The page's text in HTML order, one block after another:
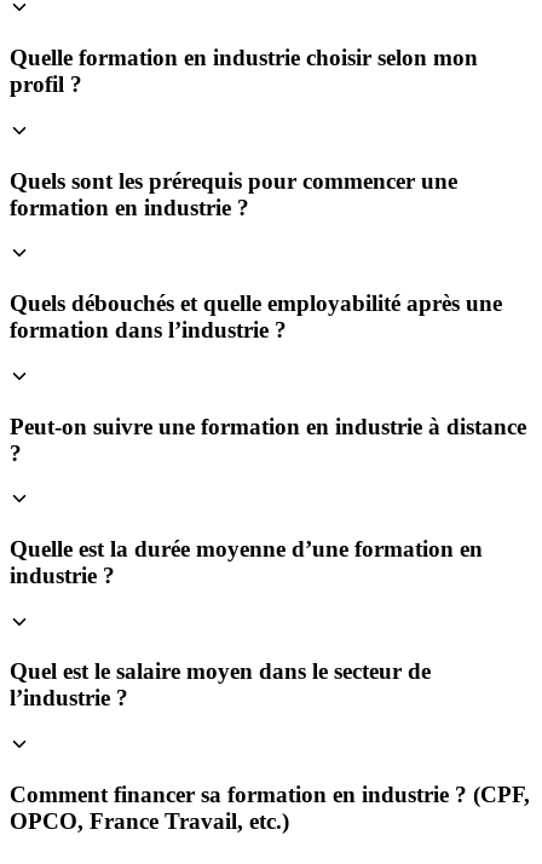
Quelle formation en industrie choisir selon mon
profil ?
Quels sont les prérequis pour commencer une
formation en industrie ?
Quels débouchés et quelle employabilité après une
formation dans l’industrie ?
Peut-on suivre une formation en industrie à distance
?
Quelle est la durée moyenne d’une formation en
industrie ?
Quel est le salaire moyen dans le secteur de
l’industrie ?
Comment financer sa formation en industrie ? (CPF,
OPCO, France Travail, etc.)